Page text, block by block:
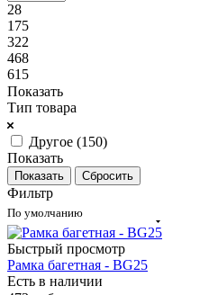
28
175
322
468
615
Показать
Тип товара
Другое (150)
Показать
Сбросить
Фильтр
По умолчанию
Быстрый просмотр
Рамка багетная - BG25
Есть в наличии